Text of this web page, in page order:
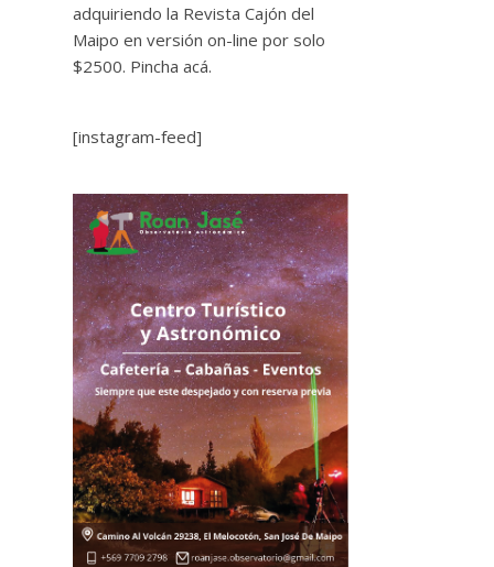
adquiriendo la Revista Cajón del
Maipo en versión on-line por solo
$2500. Pincha acá.
[instagram-feed]